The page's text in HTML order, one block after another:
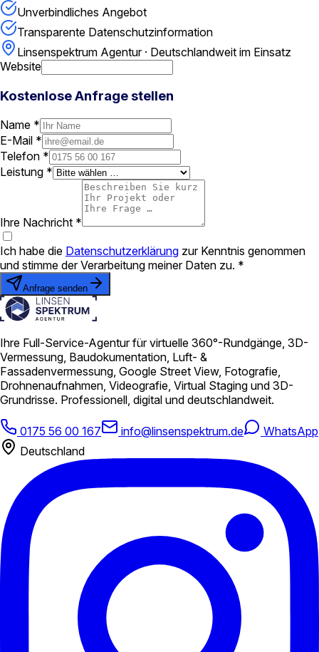
Unverbindliches Angebot
Transparente Datenschutzinformation
Linsenspektrum Agentur · Deutschlandweit im Einsatz
Website
Kostenlose Anfrage stellen
Name *
E-Mail *
Telefon *
Leistung *
Ihre Nachricht *
Ich habe die Datenschutzerklärung zur Kenntnis genommen
und stimme der Verarbeitung meiner Daten zu. *
Anfrage senden
Ihre Full-Service-Agentur für virtuelle 360°-Rundgänge, 3D-
Vermessung, Baudokumentation, Luft- &
Fassadenvermessung, Google Street View, Fotografie,
Drohnenaufnahmen, Videografie, Virtual Staging und 3D-
Grundrisse. Professionell, digital und deutschlandweit.
0175 56 00 167 info@linsenspektrum.de
WhatsApp
Deutschland